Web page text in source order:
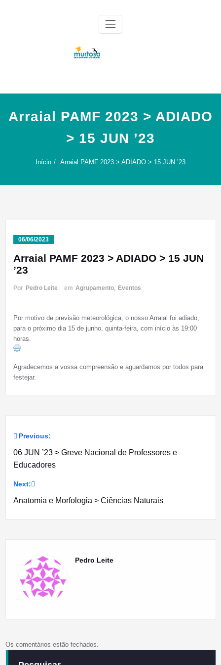
Arraial PAMF 2023 > ADIADO
> 15 JUN ’23
Início Arraial PAMF 2023 > ADIADO > 15 JUN ’23
06/06/2023
Arraial PAMF 2023 > ADIADO > 15 JUN
’23
Por Pedro Leite em Agrupamento, Eventos
Por motivo de previsão meteorológica, o nosso Arraial foi adiado,
para o próximo dia 15 de junho, quinta-feira, com início às 19:00
horas.
Agradecemos a vossa compreensão e aguardamos por todos para
festejar.
Navegação
de
artigos
Previous:
06 JUN ’23 > Greve Nacional de Professores e
Educadores
Next:
Anatomia e Morfologia > Ciências Naturais
Pedro Leite
Os comentários estão fechados.